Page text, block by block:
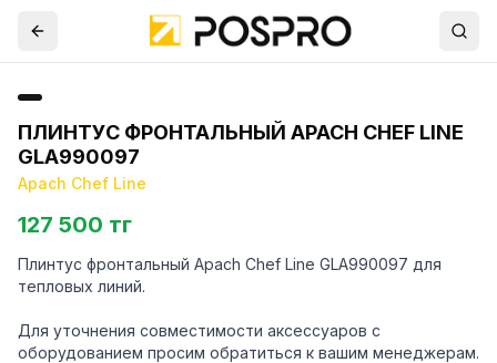
ПЛИНТУС ФРОНТАЛЬНЫЙ APACH CHEF LINE
GLA990097
Apach Chef Line
127 500 тг
Плинтус фронтальный Apach Chef Line GLA990097 для
тепловых линий.
Для уточнения совместимости аксессуаров с
оборудованием просим обратиться к вашим менеджерам.